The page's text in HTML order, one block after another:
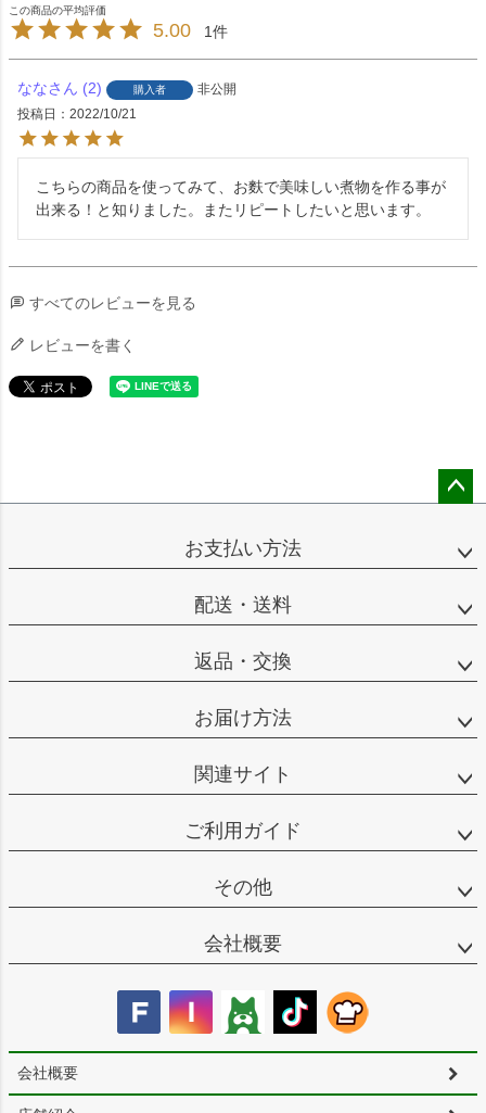
5.00 1
なな 2 購入者
非公開
投稿日
2022/10/21
こちらの商品を使ってみて、お麩で美味しい煮物を作る事が
出来る！と知りました。またリピートしたいと思います。
すべてのレビューを見る
レビューを書く
ップ
お支払い方法
配送・送料
返品・交換
お届け方法
関連サイト
ご利用ガイド
その他
会社概要
会社概要